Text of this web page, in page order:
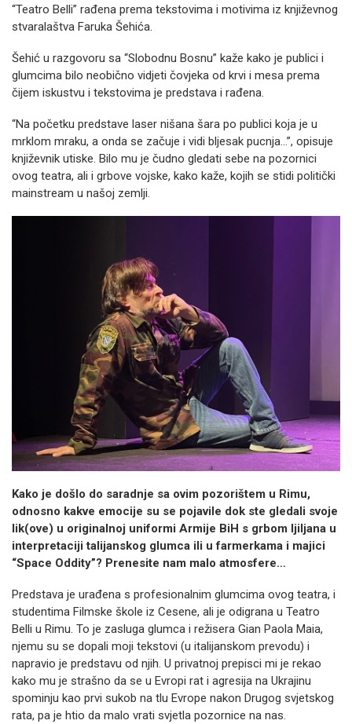
“Teatro Belli” rađena prema tekstovima i motivima iz književnog
stvaralaštva Faruka Šehića.
Šehić u razgovoru sa “Slobodnu Bosnu” kaže kako je publici i
glumcima bilo neobično vidjeti čovjeka od krvi i mesa prema
čijem iskustvu i tekstovima je predstava i rađena.
“Na početku predstave laser nišana šara po publici koja je u
mrklom mraku, a onda se začuje i vidi bljesak pucnja…”, opisuje
književnik utiske. Bilo mu je čudno gledati sebe na pozornici
ovog teatra, ali i grbove vojske, kako kaže, kojih se stidi politički
mainstream u našoj zemlji.
Kako je došlo do saradnje sa ovim pozorištem u Rimu,
odnosno kakve emocije su se pojavile dok ste gledali svoje
lik(ove) u originalnoj uniformi Armije BiH s grbom ljiljana u
interpretaciji talijanskog glumca ili u farmerkama i majici
“Space Oddity”? Prenesite nam malo atmosfere…
Predstava je urađena s profesionalnim glumcima ovog teatra, i
studentima Filmske škole iz Cesene, ali je odigrana u Teatro
Belli u Rimu. To je zasluga glumca i režisera Gian Paola Maia,
njemu su se dopali moji tekstovi (u italijanskom prevodu) i
napravio je predstavu od njih. U privatnoj prepisci mi je rekao
kako mu je strašno da se u Evropi rat i agresija na Ukrajinu
spominju kao prvi sukob na tlu Evrope nakon Drugog svjetskog
rata, pa je htio da malo vrati svjetla pozornice na nas.